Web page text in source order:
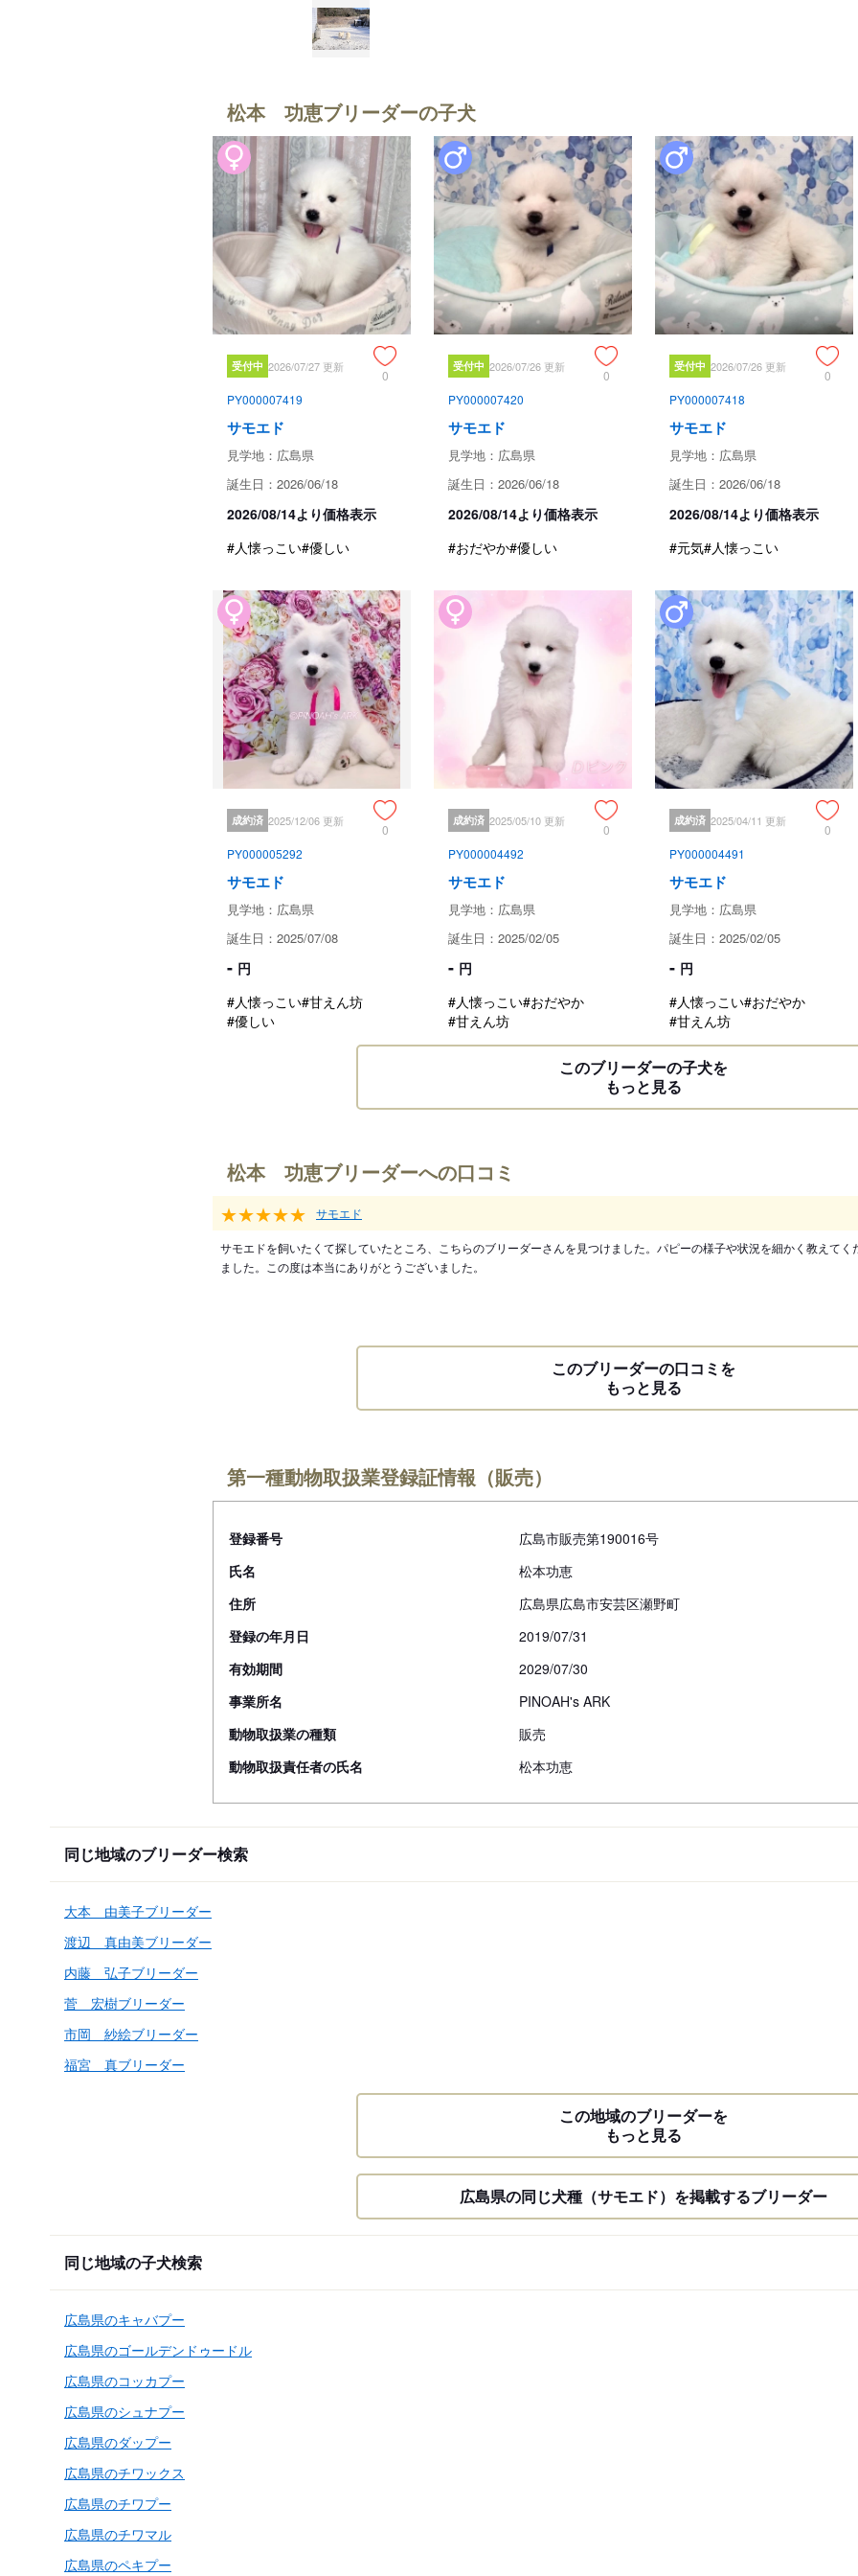
松本 功恵ブリーダーの子犬
受付中 2026/07/27 更新
0
PY000007419
サモエド
見学地：広島県
誕生日：2026/06/18
2026/08/14より価格表示
#人懐っこい#優しい
受付中 2026/07/26 更新
0
PY000007420
サモエド
見学地：広島県
誕生日：2026/06/18
2026/08/14より価格表示
#おだやか#優しい
受付中 2026/07/26 更新
0
PY000007418
サモエド
見学地：広島県
誕生日：2026/06/18
2026/08/14より価格表示
#元気#人懐っこい
成約済 2025/12/06 更新
0
PY000005292
サモエド
見学地：広島県
誕生日：2025/07/08
- 円
#人懐っこい#甘えん坊
#優しい
成約済 2025/05/10 更新
0
PY000004492
サモエド
見学地：広島県
誕生日：2025/02/05
- 円
#人懐っこい#おだやか
#甘えん坊
成約済 2025/04/11 更新
0
PY000004491
サモエド
見学地：広島県
誕生日：2025/02/05
- 円
#人懐っこい#おだやか
#甘えん坊
このブリーダーの子犬を
もっと見る
松本 功恵ブリーダーへの口コミ
★★★★★ サモエド
サモエドを飼いたくて探していたところ、こちらのブリーダーさんを見つけました。パピーの様子や状況を細かく教えて
ました。この度は本当にありがとうございました。
このブリーダーの口コミを
もっと見る
第一種動物取扱業登録証情報（販売）
登録番号
広島市販売第190016号
氏名
松本功恵
住所
広島県広島市安芸区瀬野町
登録の年月日
2019/07/31
有効期間
2029/07/30
事業所名
PINOAH's ARK
動物取扱業の種類
販売
動物取扱責任者の氏名
松本功恵
同じ地域のブリーダー検索
大本 由美子ブリーダー
渡辺 真由美ブリーダー
内藤 弘子ブリーダー
菅 宏樹ブリーダー
市岡 紗絵ブリーダー
福宮 真ブリーダー
この地域のブリーダーを
もっと見る
広島県の同じ犬種（サモエド）を掲載するブリーダー
同じ地域の子犬検索
広島県のキャバプー
広島県のゴールデンドゥードル
広島県のコッカプー
広島県のシュナプー
広島県のダップー
広島県のチワックス
広島県のチワプー
広島県のチワマル
広島県のペキプー